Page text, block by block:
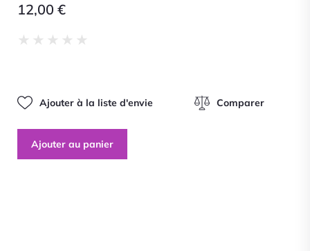
12,00 €
★ ★ ★ ★ ★
Ajouter à la liste d'envie Comparer
Ajouter au panier